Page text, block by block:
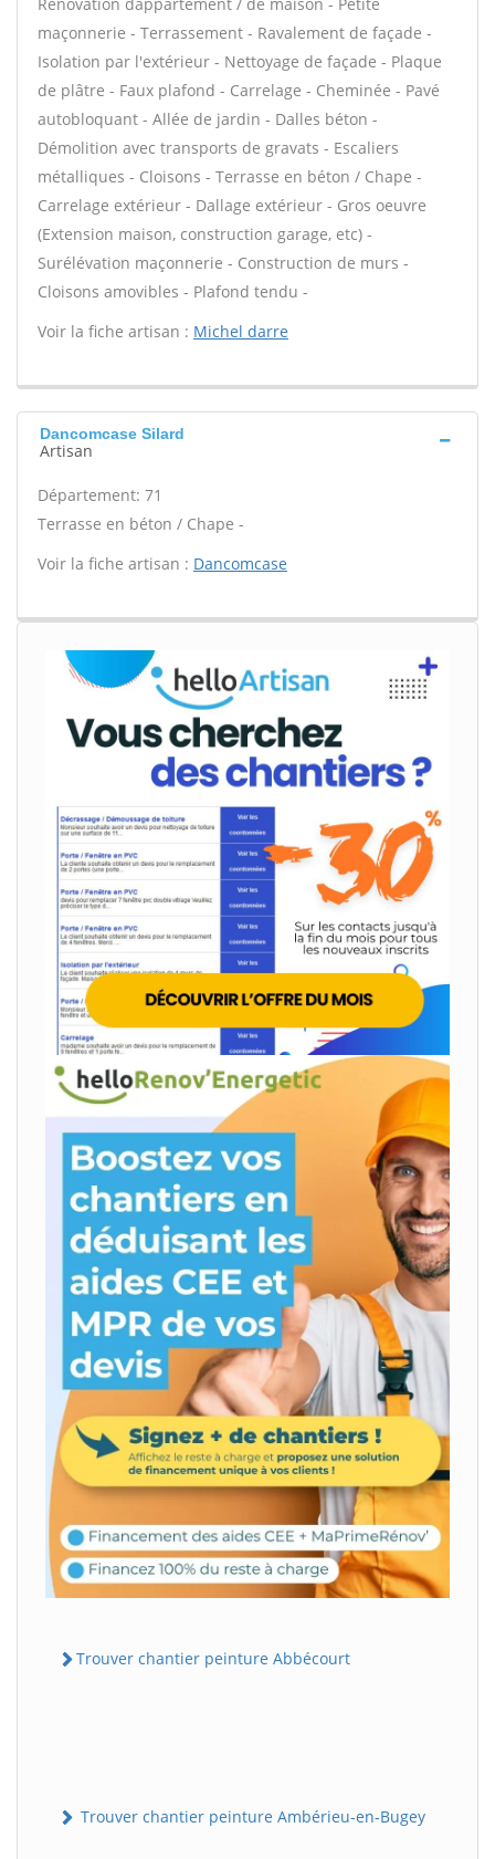
maçonnerie - Terrassement - Ravalement de façade -
Isolation par l'extérieur - Nettoyage de façade - Plaque
de plâtre - Faux plafond - Carrelage - Cheminée - Pavé
autobloquant - Allée de jardin - Dalles béton -
Démolition avec transports de gravats - Escaliers
métalliques - Cloisons - Terrasse en béton / Chape -
Carrelage extérieur - Dallage extérieur - Gros oeuvre
(Extension maison, construction garage, etc) -
Surélévation maçonnerie - Construction de murs -
Cloisons amovibles - Plafond tendu -
Voir la fiche artisan : Michel darre
Dancomcase Silard
Artisan
Département: 71
Terrasse en béton / Chape -
Voir la fiche artisan : Dancomcase
Trouver chantier peinture Abbécourt
Trouver chantier peinture Ambérieu-en-Bugey